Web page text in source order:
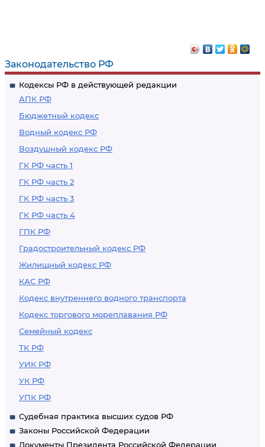
Законодательство РФ
Кодексы РФ в действующей редакции
АПК РФ
Бюджетный кодекс
Водный кодекс РФ
Воздушный кодекс РФ
ГК РФ часть 1
ГК РФ часть 2
ГК РФ часть 3
ГК РФ часть 4
ГПК РФ
Градостроительный кодекс РФ
Жилищный кодекс РФ
КАС РФ
Кодекс внутреннего водного транспорта
Кодекс торгового мореплавания РФ
Семейный кодекс
ТК РФ
УИК РФ
УК РФ
УПК РФ
Судебная практика высших судов РФ
Законы Российской Федерации
Документы Президента Российской Федерации